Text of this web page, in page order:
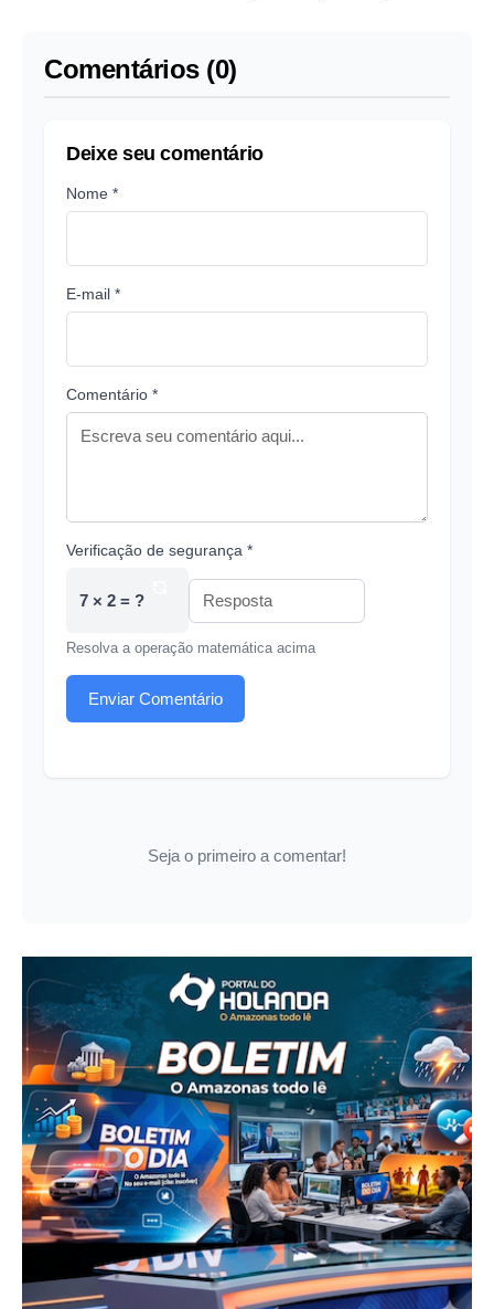
Comentários (0)
Deixe seu comentário
Nome *
E-mail *
Comentário *
Verificação de segurança *
7 × 2 = ?
Resolva a operação matemática acima
Enviar Comentário
Seja o primeiro a comentar!